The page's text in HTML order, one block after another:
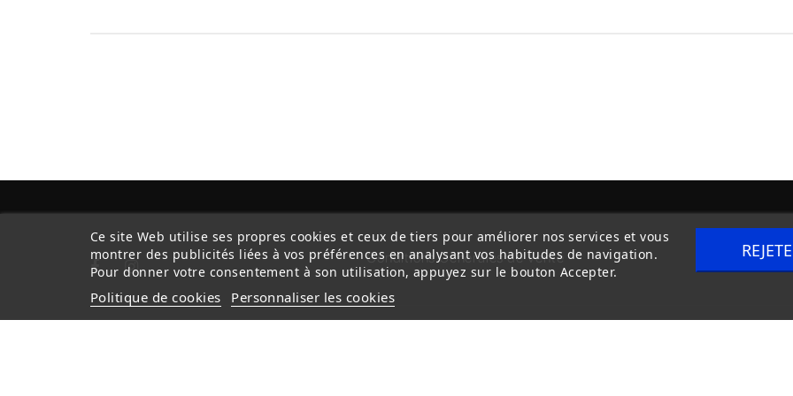
Conditions Générales de Vente Livraison
Ce site Web utilise ses propres cookies et ceux de tiers pour améliorer nos services et vous
montrer des publicités liées à vos préférences en analysant vos habitudes de navigation.
Pour donner votre consentement à son utilisation, appuyez sur le bouton Accepter.
Politique de cookies Personnaliser les cookies